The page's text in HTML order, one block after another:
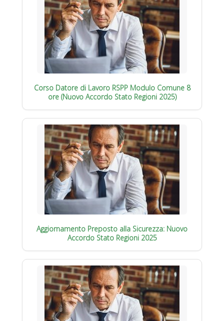
Corso Datore di Lavoro RSPP Modulo Comune 8
ore (Nuovo Accordo Stato Regioni 2025)
Aggiornamento Preposto alla Sicurezza: Nuovo
Accordo Stato Regioni 2025